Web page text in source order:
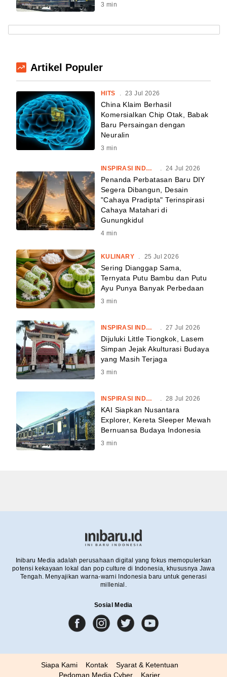
3 min
Artikel Populer
HITS 23 Jul 2026
China Klaim Berhasil
Komersialkan Chip Otak, Babak
Baru Persaingan dengan
Neuralin
3 min
INSPIRASI INDONESIA 24 Jul 2026
Penanda Perbatasan Baru DIY
Segera Dibangun, Desain
"Cahaya Pradipta" Terinspirasi
Cahaya Matahari di
Gunungkidul
4 min
KULINARY 25 Jul 2026
Sering Dianggap Sama,
Ternyata Putu Bambu dan Putu
Ayu Punya Banyak Perbedaan
3 min
INSPIRASI INDONESIA . 27 Jul 2026
Dijuluki Little Tiongkok, Lasem
Simpan Jejak Akulturasi Budaya
yang Masih Terjaga
3 min
INSPIRASI INDONESIA . 28 Jul 2026
KAI Siapkan Nusantara
Explorer, Kereta Sleeper Mewah
Bernuansa Budaya Indonesia
3 min
Inibaru Media adalah perusahaan digital yang fokus memopulerkan
potensi kekayaan lokal dan pop culture di Indonesia, khususnya Jawa
Tengah. Menyajikan warna-warni Indonesia baru untuk generasi
millenial.
Sosial Media
Siapa Kami Kontak
Syarat & Ketentuan
Pedoman Media Cyber
Karier